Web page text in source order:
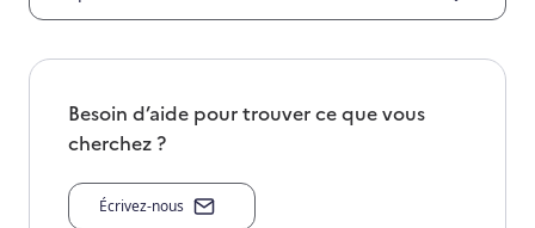
Besoin d’aide pour trouver ce que vous
cherchez ?
Écrivez-nous